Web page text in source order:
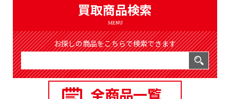
買取商品検索
MENU
お探しの商品をこちらで検索できます